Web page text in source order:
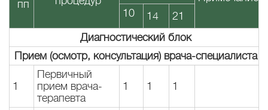
пп
10
14
21
Диагностический блок
Прием (осмотр, консультация) врача-специалиста
1
Первичный
прием врача-
терапевта
1 1 1